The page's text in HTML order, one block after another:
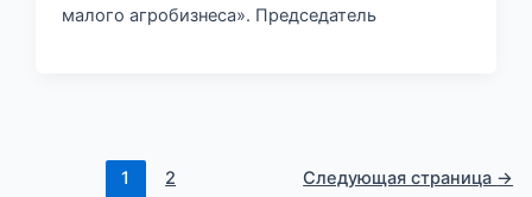
малого агробизнеса». Председатель
1 2 Следующая страница →